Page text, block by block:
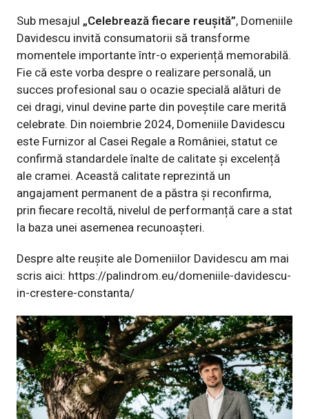
Sub mesajul „Celebrează fiecare reușită”, Domeniile
Davidescu invită consumatorii să transforme
momentele importante într-o experiență memorabilă.
Fie că este vorba despre o realizare personală, un
succes profesional sau o ocazie specială alături de
cei dragi, vinul devine parte din poveștile care merită
celebrate. Din noiembrie 2024, Domeniile Davidescu
este Furnizor al Casei Regale a României, statut ce
confirmă standardele înalte de calitate și excelență
ale cramei. Această calitate reprezintă un
angajament permanent de a păstra și reconfirma,
prin fiecare recoltă, nivelul de performanță care a stat
la baza unei asemenea recunoașteri.
Despre alte reușite ale Domeniilor Davidescu am mai
scris aici: https://palindrom.eu/domeniile-davidescu-
in-crestere-constanta/